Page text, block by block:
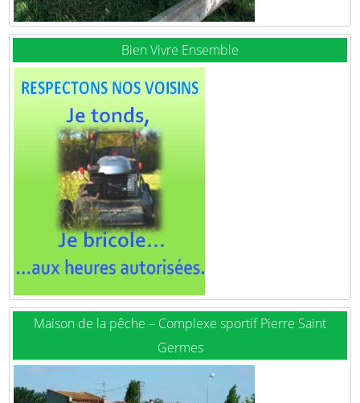
Bien Vivre Ensemble
Maison de la pêche – Complexe sportif Pierre Saint
Germes